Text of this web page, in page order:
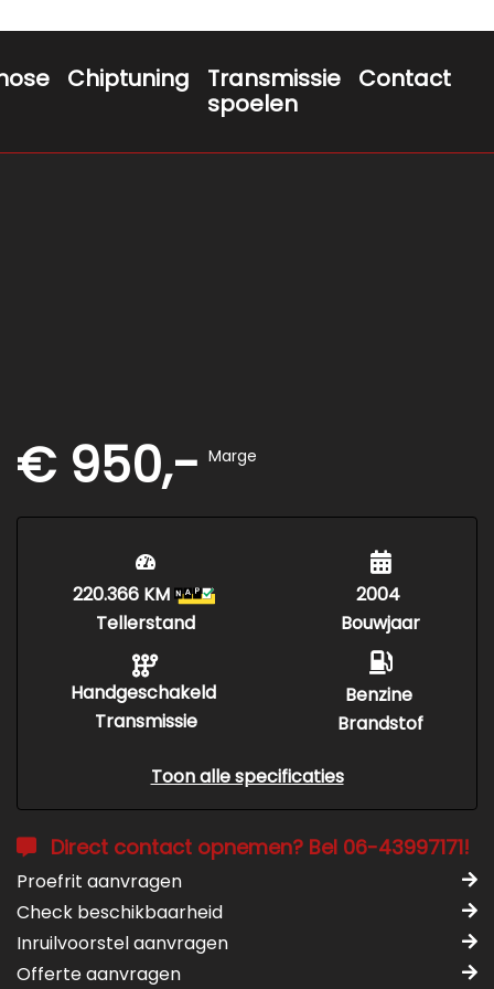
Chiptuning
Transmissie
spoelen
Contact
€ 950,- Marge
220.366 KM
Tellerstand
Handgeschakeld
Transmissie
2004
Bouwjaar
Benzine
Brandstof
Toon alle specificaties
Direct contact opnemen? Bel 06-43997171!
Proefrit aanvragen
Check beschikbaarheid
Inruilvoorstel aanvragen
Offerte aanvragen